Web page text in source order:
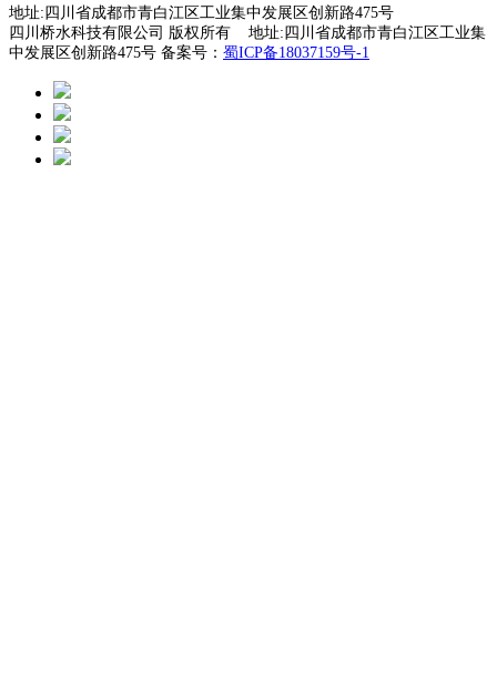
地址:四川省成都市青白江区工业集中发展区创新路475号
四川桥水科技有限公司 版权所有 地址:四川省成都市青白江区工业集
中发展区创新路475号 备案号： 蜀ICP备18037159号-1